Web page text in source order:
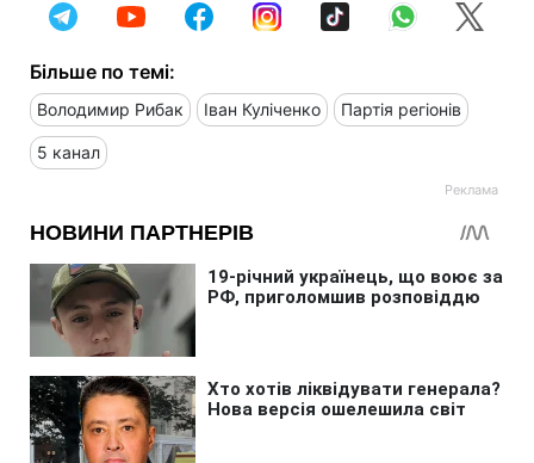
Більше по темі:
Володимир Рибак Іван Куліченко Партія регіонів
5 канал